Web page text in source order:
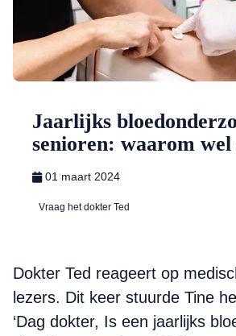
Jaarlijks
senioren: waarom
01 maart 2024
Vraag het dokter Ted
Dokter Ted reageert op
lezers. Dit keer stuurde Tine
‘Dag dokter, Is een jaarlijks